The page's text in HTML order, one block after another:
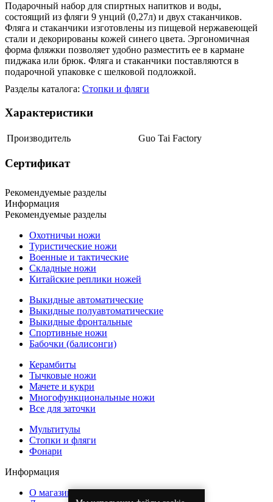
Подарочный набор для спиртных напитков и воды,
состоящий из фляги 9 унций (0,27л) и двух стаканчиков.
Фляга и стаканчики изготовлены из пищевой нержавеющей
стали и декорированы кожей синего цвета. Эргономичная
форма фляжки позволяет удобно разместить ее в кармане
пиджака или брюк. Фляга и стаканчики поставляются в
подарочной упаковке с шелковой подложкой.
Разделы каталога: Стопки и фляги
Характеристики
Производитель Guo Tai Factory
Сертификат
Рекомендуемые разделы
Информация
Рекомендуемые разделы
Охотничьи ножи
Туристические ножи
Военные и тактические
Складные ножи
Китайские реплики ножей
Выкидные автоматические
Выкидные полуавтоматические
Выкидные фронтальные
Спортивные ножи
Бабочки (балисонги)
Керамбиты
Тычковые ножи
Мачете и кукри
Многофункциональные ножи
Все для заточки
Мультитулы
Стопки и фляги
Фонари
Информация
О магазине